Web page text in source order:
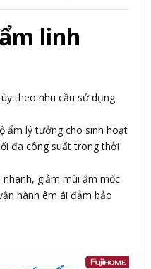
linh
theo nhu cầu sử dụng
ẩm lý tưởng cho sinh hoạt
đa công suất trong thời
giảm mùi ẩm mốc
hành êm ái đảm bảo